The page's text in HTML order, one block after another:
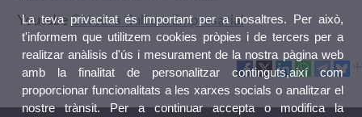
Youtube Càtedra Cultura Empresarial
La teva privacitat és important per a nosaltres. Per això,
t'informem que utilitzem cookies pròpies i de tercers per a
realitzar anàlisis d'ús i mesurament de la nostra pàgina web
amb la finalitat de personalitzar continguts,així com
proporcionar funcionalitats a les xarxes socials o analitzar el
nostre trànsit. Per a continuar accepta o modifica la